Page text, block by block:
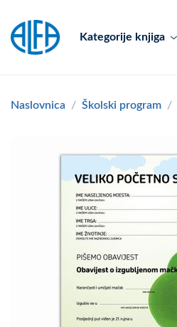
Kategorije knjiga
Naslovnica Školski program